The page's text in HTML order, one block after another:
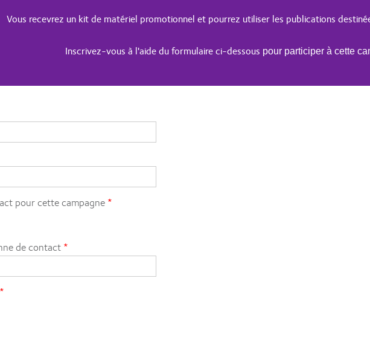
Vous recevrez un kit de matériel promotionnel et pourrez utiliser les publications
Inscrivez-vous à l'aide du formulaire ci-dessous pour participer à cette
pour cette campagne
de contact